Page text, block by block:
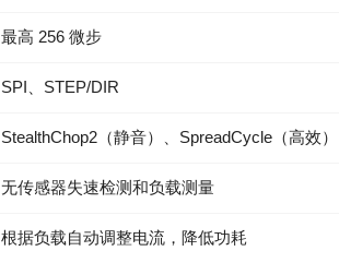
最高 256 微步
SPI、STEP/DIR
StealthChop2（静音）、SpreadCycle（高效）
无传感器失速检测和负载测量
根据负载自动调整电流，降低功耗